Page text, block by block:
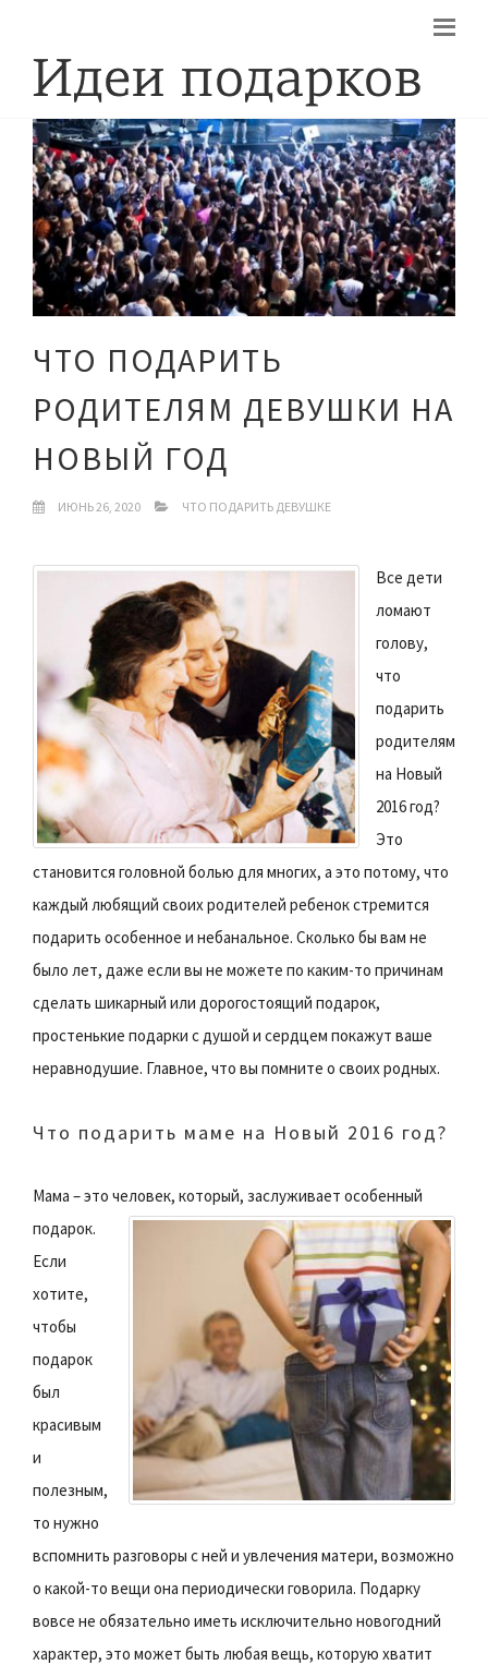
ЧТО ПОДАРИТЬ
РОДИТЕЛЯМ ДЕВУШКИ НА
НОВЫЙ ГОД
ИЮНЬ 26, 2020 ЧТО ПОДАРИТЬ ДЕВУШКЕ
Все дети
ломают
голову,
что
подарить
родителям
на Новый
2016 год?
Это
становится головной болью для многих, а это потому, что
каждый любящий своих родителей ребенок стремится
подарить особенное и небанальное. Сколько бы вам не
было лет, даже если вы не можете по каким-то причинам
сделать шикарный или дорогостоящий подарок,
простенькие подарки с душой и сердцем покажут ваше
неравнодушие. Главное, что вы помните о своих родных.
Что подарить маме на Новый 2016 год?
Мама – это человек, который, заслуживает особенный
подарок.
Если
хотите,
чтобы
подарок
был
красивым
и
полезным,
то нужно
вспомнить разговоры с ней и увлечения матери, возможно
о какой-то вещи она периодически говорила. Подарку
вовсе не обязательно иметь исключительно новогодний
характер, это может быть любая вещь, которую хватит